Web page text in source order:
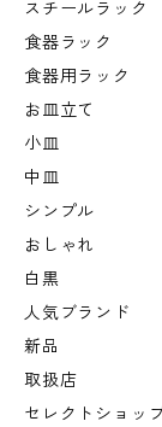
スチールラック
食器ラック
食器用ラック
お皿立て
小皿
中皿
シンプル
おしゃれ
白黒
人気ブランド
新品
取扱店
セレクトショッ